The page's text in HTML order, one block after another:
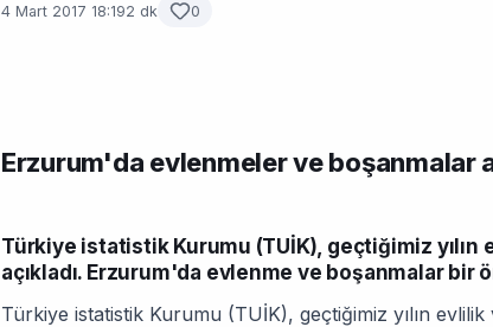
4 Mart 2017 18:192 dk 0
Erzurum'da evlenmeler ve boşanmalar
Türkiye istatistik Kurumu (TUİK), geçtiğimiz
açıkladı. Erzurum'da evlenme ve boşanmalar bir
Türkiye istatistik Kurumu (TUİK), geçtiğimiz yılın evlilik